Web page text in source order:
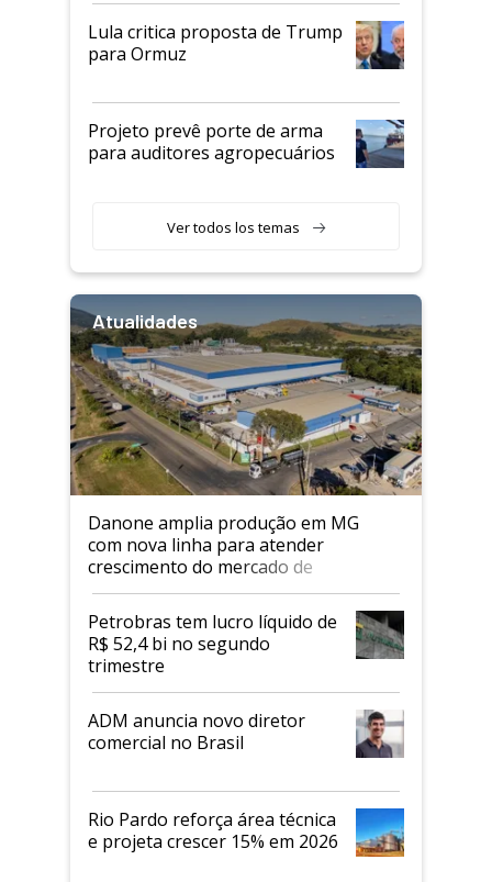
Lula critica proposta de Trump
para Ormuz
Projeto prevê porte de arma
para auditores agropecuários
Ver todos los temas
Atualidades
Danone amplia produção em MG
com nova linha para atender
crescimento do mercado de
alimentos proteicos
Petrobras tem lucro líquido de
R$ 52,4 bi no segundo
trimestre
ADM anuncia novo diretor
comercial no Brasil
Rio Pardo reforça área técnica
e projeta crescer 15% em 2026